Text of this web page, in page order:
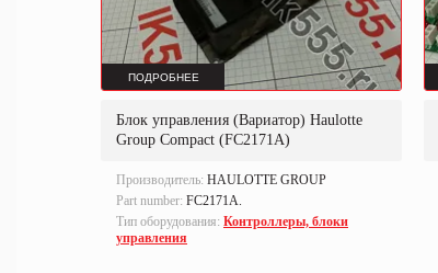
ПОДРОБНЕЕ
Блок управления (Вариатор) Haulotte
Group Compact (FC2171A)
Производитель: HAULOTTE GROUP
Part number: FC2171A.
Тип оборудования: Контроллеры, блоки
управления